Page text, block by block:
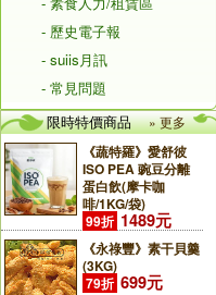
- 歷史電子報
- suiis月訊
- 常見問題
限時特價商品
» 更多
《蔬特羅》愛舒彼
ISO PEA 豌豆分離
蛋白飲(摩卡咖
啡/1KG/袋)
99折 1489元
《永祿豐》素干貝羹
(3KG)
79折 699元